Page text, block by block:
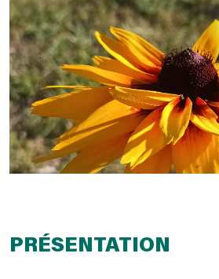
PRÉSENTATION